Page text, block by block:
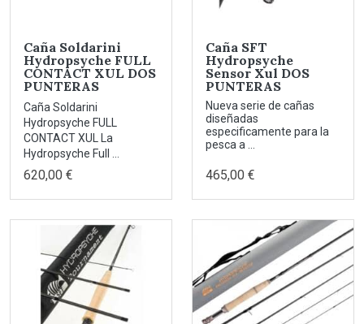
Caña Soldarini
Hydropsyche FULL
CONTACT XUL DOS
PUNTERAS
Caña Soldarini
Hydropsyche FULL
CONTACT XUL La
Hydropsyche Full ...
620,00 €
Caña SFT
Hydropsyche
Sensor Xul DOS
PUNTERAS
Nueva serie de cañas
diseñadas
especificamente para la
pesca a ...
465,00 €